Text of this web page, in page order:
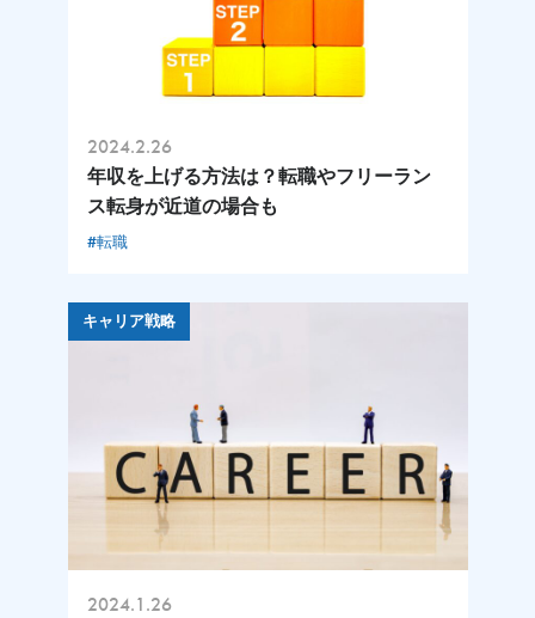
2024.2.26
年収を上げる方法は？転職やフリーラン
ス転身が近道の場合も
#転職
キャリア戦略
2024.1.26